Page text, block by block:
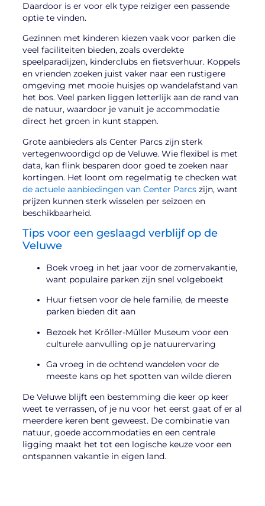
Daardoor is er voor elk type reiziger een passende
optie te vinden.
Gezinnen met kinderen kiezen vaak voor parken die
veel faciliteiten bieden, zoals overdekte
speelparadijzen, kinderclubs en fietsverhuur. Koppels
en vrienden zoeken juist vaker naar een rustigere
omgeving met mooie huisjes op wandelafstand van
het bos. Veel parken liggen letterlijk aan de rand van
de natuur, waardoor je vanuit je accommodatie
direct het groen in kunt stappen.
Grote aanbieders als Center Parcs zijn sterk
vertegenwoordigd op de Veluwe. Wie flexibel is met
data, kan flink besparen door goed te zoeken naar
kortingen. Het loont om regelmatig te checken wat
de actuele aanbiedingen van Center Parcs zijn, want
prijzen kunnen sterk wisselen per seizoen en
beschikbaarheid.
Tips voor een geslaagd verblijf op de
Veluwe
Boek vroeg in het jaar voor de zomervakantie,
want populaire parken zijn snel volgeboekt
Huur fietsen voor de hele familie, de meeste
parken bieden dit aan
Bezoek het Kröller-Müller Museum voor een
culturele aanvulling op je natuurervaring
Ga vroeg in de ochtend wandelen voor de
meeste kans op het spotten van wilde dieren
De Veluwe blijft een bestemming die keer op keer
weet te verrassen, of je nu voor het eerst gaat of er al
meerdere keren bent geweest. De combinatie van
natuur, goede accommodaties en een centrale
ligging maakt het tot een logische keuze voor een
ontspannen vakantie in eigen land.